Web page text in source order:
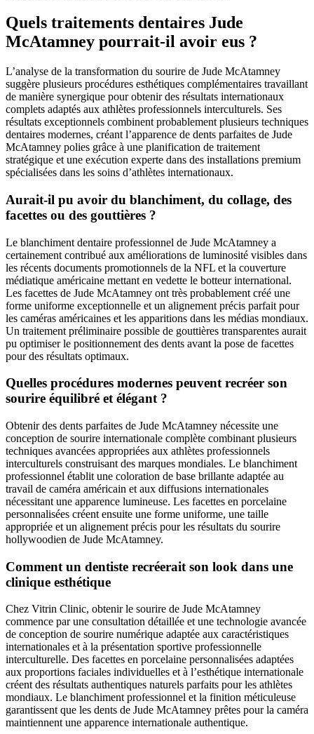
Quels traitements dentaires Jude
McAtamney pourrait-il avoir eus ?
L’analyse de la transformation du sourire de Jude McAtamney
suggère plusieurs procédures esthétiques complémentaires travaillant
de manière synergique pour obtenir des résultats internationaux
complets adaptés aux athlètes professionnels interculturels. Ses
résultats exceptionnels combinent probablement plusieurs techniques
dentaires modernes, créant l’apparence de dents parfaites de Jude
McAtamney polies grâce à une planification de traitement
stratégique et une exécution experte dans des installations premium
spécialisées dans les soins d’athlètes internationaux.
Aurait-il pu avoir du blanchiment, du collage, des
facettes ou des gouttières ?
Le blanchiment dentaire professionnel de Jude McAtamney a
certainement contribué aux améliorations de luminosité visibles dans
les récents documents promotionnels de la NFL et la couverture
médiatique américaine mettant en vedette le botteur international.
Les facettes de Jude McAtamney ont très probablement créé une
forme uniforme exceptionnelle et un alignement précis parfait pour
les caméras américaines et les apparitions dans les médias mondiaux.
Un traitement préliminaire possible de gouttières transparentes aurait
pu optimiser le positionnement des dents avant la pose de facettes
pour des résultats optimaux.
Quelles procédures modernes peuvent recréer son
sourire équilibré et élégant ?
Obtenir des dents parfaites de Jude McAtamney nécessite une
conception de sourire internationale complète combinant plusieurs
techniques avancées appropriées aux athlètes professionnels
interculturels construisant des marques mondiales. Le blanchiment
professionnel établit une coloration de base brillante adaptée au
travail de caméra américain et aux diffusions internationales
nécessitant une apparence lumineuse. Les facettes en porcelaine
personnalisées créent ensuite une forme uniforme, une taille
appropriée et un alignement précis pour les résultats du sourire
hollywoodien de Jude McAtamney.
Comment un dentiste recréerait son look dans une
clinique esthétique
Chez Vitrin Clinic, obtenir le sourire de Jude McAtamney
commence par une consultation détaillée et une technologie avancée
de conception de sourire numérique adaptée aux caractéristiques
internationales et à la présentation sportive professionnelle
interculturelle. Des facettes en porcelaine personnalisées adaptées
aux proportions faciales individuelles et à l’esthétique internationale
créent des résultats authentiques naturels parfaits pour les athlètes
mondiaux. Le blanchiment professionnel et la finition méticuleuse
garantissent que les dents de Jude McAtamney prêtes pour la caméra
maintiennent une apparence internationale authentique.